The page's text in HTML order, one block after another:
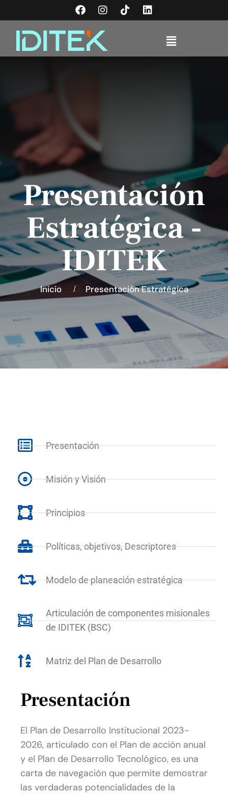
Presentación
Estratégica -
IDITEK
Inicio Presentación Estratégica
Presentación
El Plan de Desarrollo Institucional 2023-
2026, articulado con el Plan de acción anual
y el Plan de Desarrollo Tecnológico, es una
carta de navegación que permite demostrar
las verdaderas potencialidades de la
Presentación
Misión y Visión
Principios
Políticas, objetivos, Descriptores
Modelo de planeación estratégica
Articulación de componentes misionales
de IDITEK (BSC)
Matriz del Plan de Desarrollo